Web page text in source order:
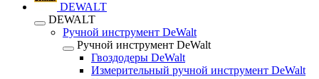
DEWALT
DEWALT
Ручной инструмент DeWalt
Ручной инструмент DeWalt
Гвоздодеры DeWalt
Измерительный ручной инструмент DeWalt